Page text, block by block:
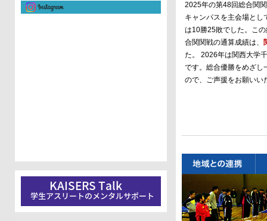
2025年の第48回総合関
キャンパスを主会場とし
は10勝25敗でした。こ
合関関戦の通算成績は、
た。 2026年は関西大学
です。総合優勝をめざし
ので、ご声援をお願いい